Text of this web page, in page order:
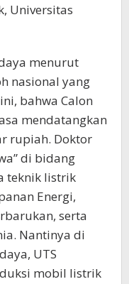
Universitas
menurut
nasional yang
bahwa Calon
mendatangkan
rupiah. Doktor
di bidang
teknik listrik
Energi,
serta
Nantinya di
UTS
mobil listrik